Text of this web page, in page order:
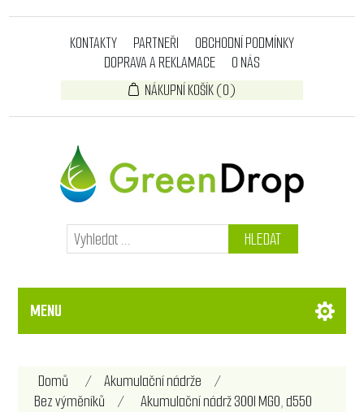
KONTAKTY PARTNEŘI
OBCHODNÍ PODMÍNKY
DOPRAVA A REKLAMACE
O NÁS
NÁKUPNÍ KOŠÍK(0)
HLEDAT
MENU
Domů / Akumulační nádrže
/
Bez výměníků
/ Akumulační nádrž 300l MG0, d550
Název atributu